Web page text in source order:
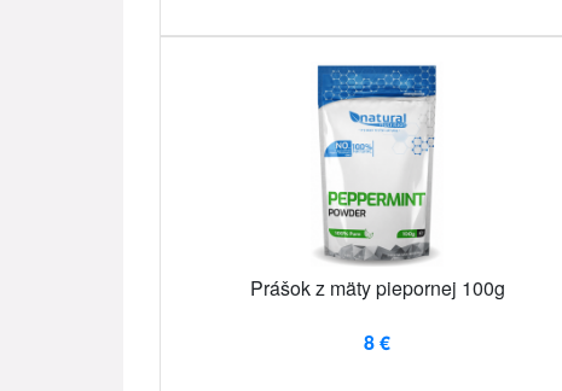
Prášok z mäty piepornej 100g
8 €